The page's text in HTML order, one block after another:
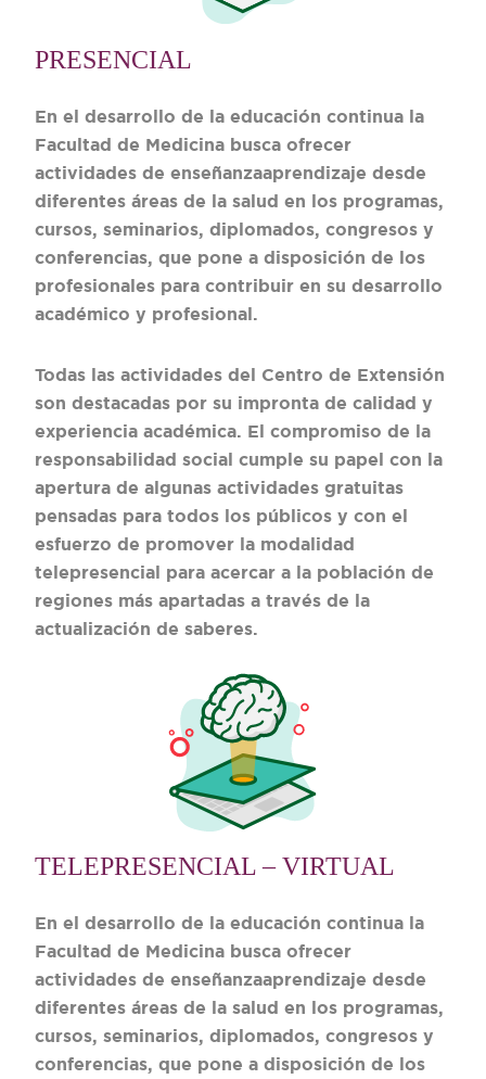
PRESENCIAL
En el desarrollo de la educación continua la
Facultad de Medicina busca ofrecer
actividades de enseñanzaaprendizaje desde
diferentes áreas de la salud en los programas,
cursos, seminarios, diplomados, congresos y
conferencias, que pone a disposición de los
profesionales para contribuir en su desarrollo
académico y profesional.
Todas las actividades del Centro de Extensión
son destacadas por su impronta de calidad y
experiencia académica. El compromiso de la
responsabilidad social cumple su papel con la
apertura de algunas actividades gratuitas
pensadas para todos los públicos y con el
esfuerzo de promover la modalidad
telepresencial para acercar a la población de
regiones más apartadas a través de la
actualización de saberes.
TELEPRESENCIAL – VIRTUAL
En el desarrollo de la educación continua la
Facultad de Medicina busca ofrecer
actividades de enseñanzaaprendizaje desde
diferentes áreas de la salud en los programas,
cursos, seminarios, diplomados, congresos y
conferencias, que pone a disposición de los